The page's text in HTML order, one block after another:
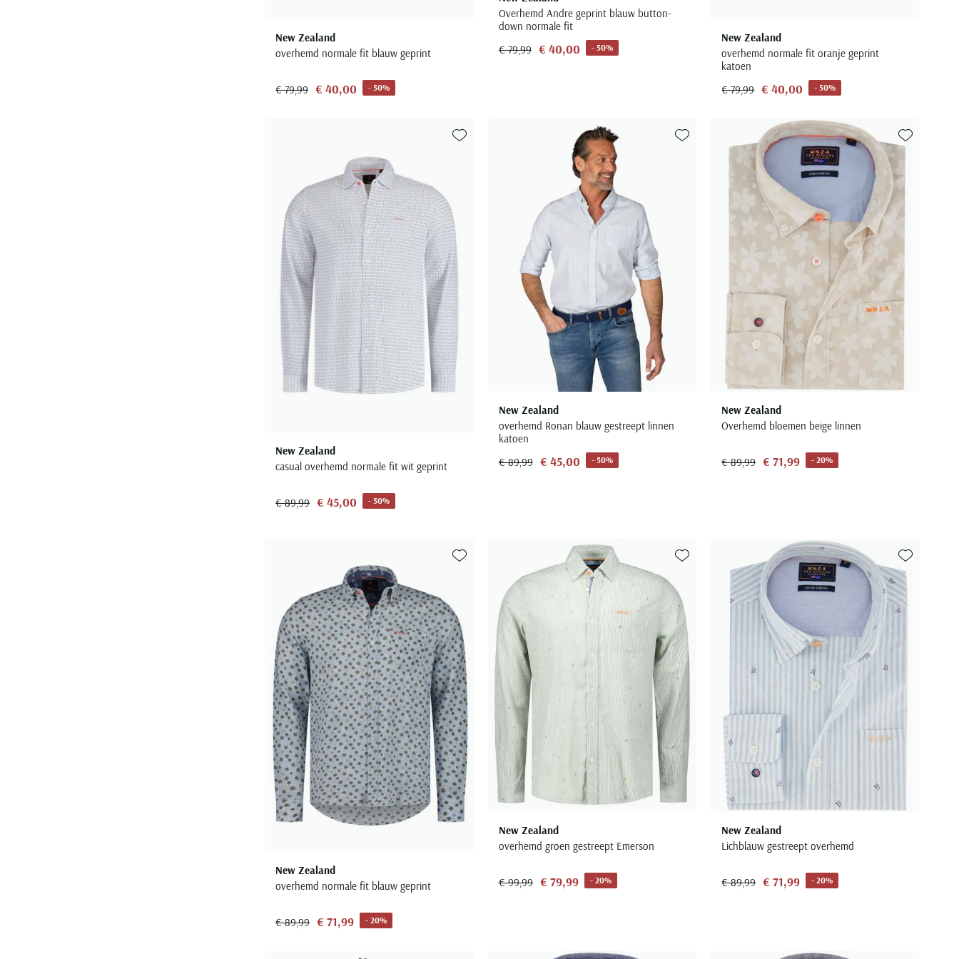
New Zealand
overhemd normale fit blauw geprint
€ 79,99 € 40,00 - 50%
Overhemd Andre geprint blauw button-
down normale fit
€ 79,99 € 40,00 - 50%
New Zealand
overhemd normale fit oranje geprint
katoen
€ 79,99 € 40,00 - 50%
New Zealand
casual overhemd normale fit wit geprint
€ 89,99 € 45,00 - 50%
New Zealand
overhemd Ronan blauw gestreept linnen
katoen
€ 89,99 € 45,00 - 50%
Toevoegen aan favorieten
New Zealand
Overhemd bloemen beige linnen
€ 89,99 € 71,99 - 20%
New Zealand
overhemd normale fit blauw geprint
€ 89,99 € 71,99 - 20%
Toevoegen aan favorieten
New Zealand
overhemd groen gestreept Emerson
€ 99,99 € 79,99 - 20%
Toevoegen aan favorieten
New Zealand
Lichblauw gestreept overhemd
€ 89,99 € 71,99 - 20%
Toevoegen